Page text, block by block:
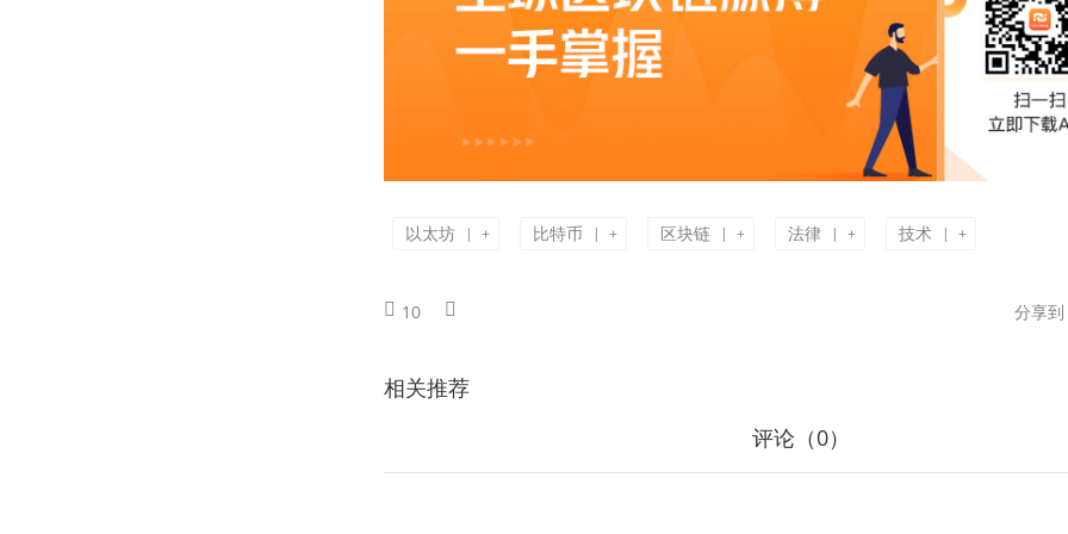
以太坊 | + 比特币 | + 区块链 | + 法律 | + 技术 | +
分享
10
相关推荐
评论（0）